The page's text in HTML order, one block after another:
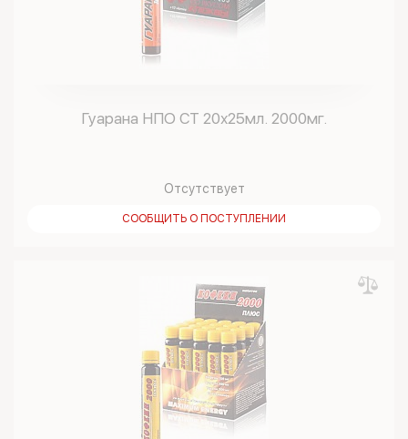
Гуарана НПО СТ 20х25мл. 2000мг.
Отсутствует
СООБЩИТЬ О ПОСТУПЛЕНИИ